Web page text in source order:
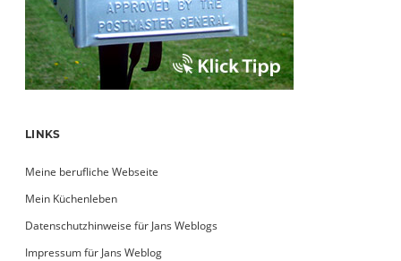
LINKS
Meine berufliche Webseite
Mein Küchenleben
Datenschutzhinweise für Jans Weblogs
Impressum für Jans Weblog